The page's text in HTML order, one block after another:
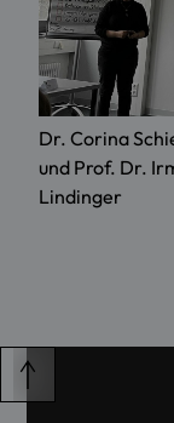
Dr. Corina
und Prof. Dr.
Lindinger